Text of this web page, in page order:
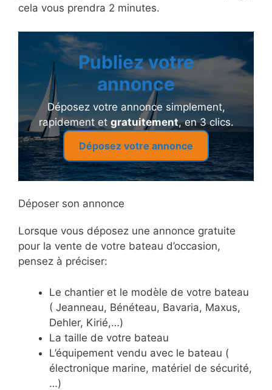
cela vous prendra 2 minutes.
Publiez votre
annonce
Déposez votre annonce simplement,
rapidement et gratuitement, en 3 clics.
Déposez votre annonce
Déposer son annonce
Lorsque vous déposez une annonce gratuite
pour la vente de votre bateau d’occasion,
pensez à préciser:
Le chantier et le modèle de votre bateau
( Jeanneau, Bénéteau, Bavaria, Maxus,
Dehler, Kirié,…)
La taille de votre bateau
L’équipement vendu avec le bateau (
électronique marine, matériel de sécurité,
…)